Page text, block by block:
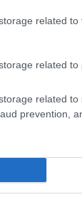
related
related to
related to
prevention,
τη
αποτελεί
με το